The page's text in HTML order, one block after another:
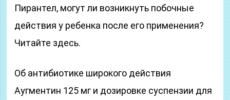
Пирантел, могут ли возникнуть побочные
действия у ребенка после его применения?
Читайте здесь.
Об антибиотике широкого действия
Аугментин 125 мг и дозировке суспензии для